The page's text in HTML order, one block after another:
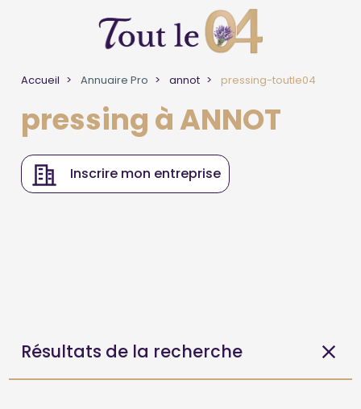
Accueil Annuaire Pro annot pressing-toutle04
pressing à ANNOT
Inscrire mon entreprise
Résultats de la recherche